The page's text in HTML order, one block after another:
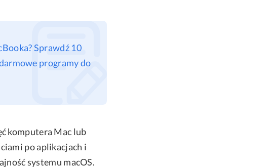
Sprawdź 10
programy do
komputera Mac lub
po aplikacjach i
systemu macOS.